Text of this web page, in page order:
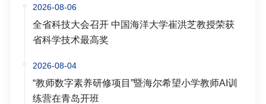
2026-08-06
全省科技大会召开 中国海洋大学崔洪芝教授荣获
省科学技术最高奖
2026-08-04
“教师数字素养研修项目”暨海尔希望小学教师AI训
练营在青岛开班